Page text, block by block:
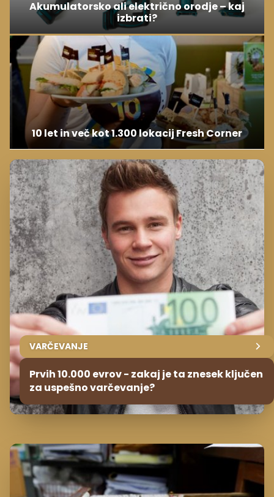
Akumulatorsko ali električno orodje – kaj
izbrati?
10 let in več kot 1.300 lokacij Fresh Corner
VARČEVANJE
Prvih 10.000 evrov - zakaj je ta znesek ključen
za uspešno varčevanje?